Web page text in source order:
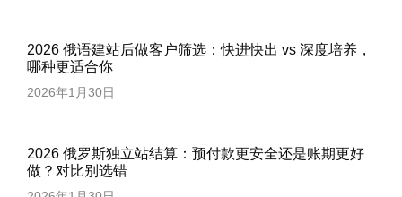
2026 俄语建站后做客户筛选：快进快出 vs 深度培养，
哪种更适合你
2026年1月30日
2026 俄罗斯独立站结算：预付款更安全还是账期更好
做？对比别选错